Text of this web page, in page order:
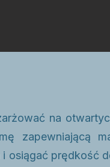
na
zapewniającą
osiągać prędkość